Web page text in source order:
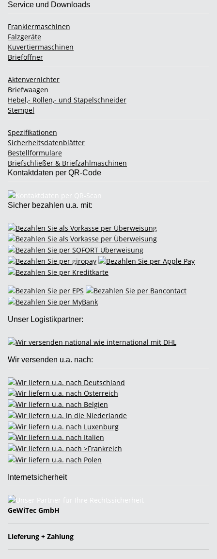
Service und Downloads
Frankiermaschinen
Falzgeräte
Kuvertiermaschinen
Brieföffner
Aktenvernichter
Briefwaagen
Hebel,- Rollen,- und Stapelschneider
Stempel
Spezifikationen
Sicherheitsdatenblätter
Bestellformulare
Briefschließer & Briefzählmaschinen
Kontaktdaten per QR-Code
Sicher bezahlen u.a. mit:
Unser Logistikpartner:
Wir versenden u.a. nach:
Internetsicherheit
GeWiTec GmbH
Lieferung + Zahlung